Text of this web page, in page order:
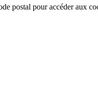
postal pour accéder aux